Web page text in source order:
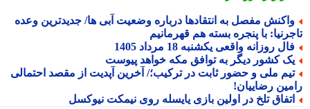
مفصل به انتقادها درباره وضعیت آبی ها/ جدیدترین وعده
با پنجره بسته هم قهرمانیم
روزانه واقعی یکشنبه 18 مرداد 1405
کشور دیگر به توافق مکه خواهد پیوست
ملی و حضور ثابت در ترکیب؛/ آخرین آپدیت از مقصد احتمالی
رضاییان!
تلخ در اولین بازی یایسله روی نیمکت نیوکسل